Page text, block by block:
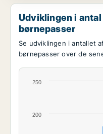
Udviklingen i
børnepasser
Se udviklingen i antallet
børnepasser over de
200
250